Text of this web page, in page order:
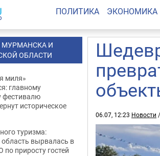
ПОЛИТИКА ЭКОНОМИКА
06.07, 12:23 Новости /
МУРМАНСКА И
ОБЛАСТИ
миля»
главному
фестивалю
историческое
туризма:
вырвалась в
приросту гостей